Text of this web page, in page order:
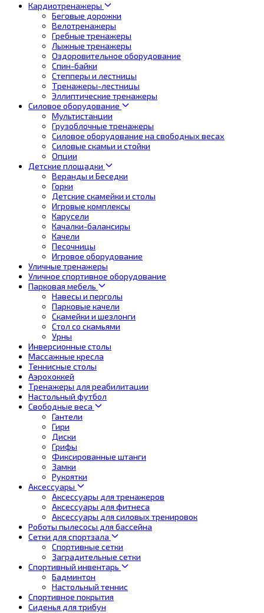
Кардиотренажеры
Беговые дорожки
Велотренажеры
Гребные тренажеры
Лыжные тренажеры
Оздоровительное оборудование
Спин-байки
Степперы и лестницы
Тренажеры-лестницы
Эллиптические тренажеры
Силовое оборудование
Мультистанции
Грузоблочные тренажеры
Силовое оборудование на свободных весах
Силовые скамьи и стойки
Опции
Детские площадки
Веранды и Беседки
Горки
Детские скамейки и столы
Игровые комплексы
Карусели
Качалки-балансиры
Качели
Песочницы
Игровое оборудование
Уличные тренажеры
Уличное спортивное оборудование
Парковая мебель
Навесы и перголы
Парковые качели
Скамейки и шезлонги
Стол со скамьями
Урны
Инверсионные столы
Массажные кресла
Теннисные столы
Аэрохоккей
Тренажеры для реабилитации
Настольный футбол
Свободные веса
Гантели
Гири
Диски
Грифы
Фиксированные штанги
Замки
Рукоятки
Аксессуары
Аксессуары для тренажеров
Аксессуары для фитнеса
Аксессуары для силовых тренировок
Роботы пылесосы для бассейна
Сетки для спортзала
Спортивные сетки
Заградительные сетки
Спортивный инвентарь
Бадминтон
Настольный теннис
Спортивное покрытия
Сиденья для трибун